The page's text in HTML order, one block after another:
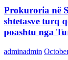
Prokuroria në
shtetasve turq
poashtu nga
adminadmin